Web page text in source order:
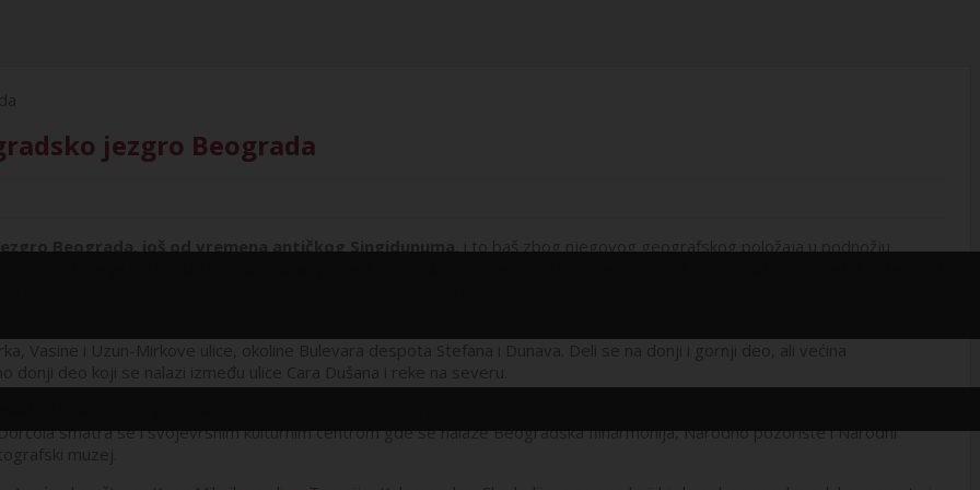
jezgro Beograda
Beograda, još od vremena antičkog Singidunuma, i to baš zbog njegovog geografskog položaja u podnožju
će građani ovog dela grada dobiti svojevrsnu zelenu oazu kada se izgradi Linijski park dugačak 4,5 kilometara koji će se
mosta.
Vasine i Uzun-Mirkove ulice, okoline Bulevara despota Stefana i Dunava. Deli se na donji i gornji deo, ali većina
deo koji se nalazi između ulice Cara Dušana i reke na severu.
1724. i 1727. godine
smatra se i svojevrsnim kulturnim centrom gde se nalaze Beogradska filharmonija, Narodno pozorište i Narodni
muzej.